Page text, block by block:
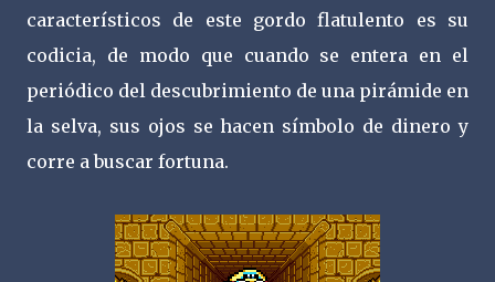
característicos de este gordo flatulento es su
codicia, de modo que cuando se entera en el
periódico del descubrimiento de una pirámide en
la selva, sus ojos se hacen símbolo de dinero y
corre a buscar fortuna.